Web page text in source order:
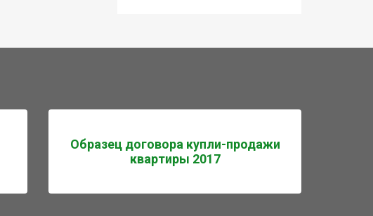
Образец договора купли-продажи
квартиры 2017